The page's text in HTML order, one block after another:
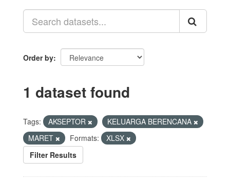
Order by
1 dataset found
Tags: AKSEPTOR
KELUARGA BERENCANA
MARET
Formats:
XLSX
Filter Results